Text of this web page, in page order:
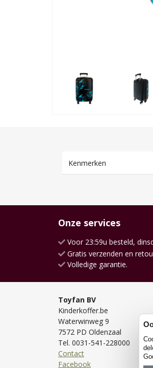
Kenmerken
Onze services
Voor 23:59u besteld,
Gratis verzenden en
Volledige garantie.
Toyfan BV
Kinderkoffer.be
Waterwinweg 9
7572 PD Oldenzaal
Tel. 0031-541-228000
Contact
Facebook